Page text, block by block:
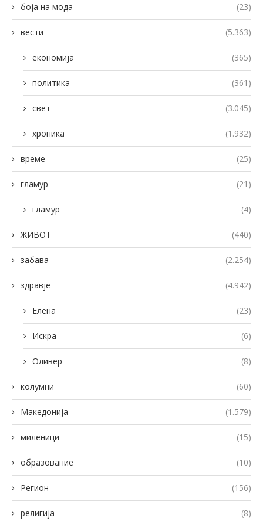
боја на мода (23)
вести (5.363)
економија (365)
политика (361)
свет (3.045)
хроника (1.932)
време (25)
гламур (21)
гламур (4)
ЖИВОТ (440)
забава (2.254)
здравје (4.942)
Елена (23)
Искра (6)
Оливер (8)
колумни (60)
Македонија (1.579)
миленици (15)
образование (10)
Регион (156)
религија (8)